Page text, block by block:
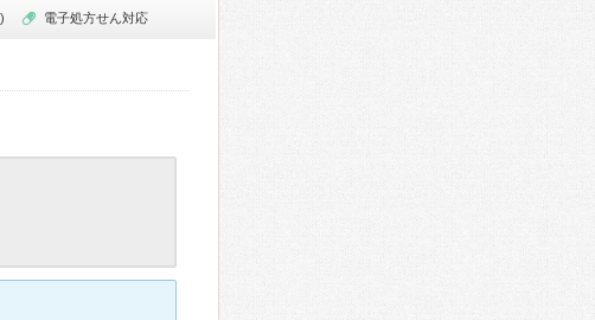
電子処方せん対応